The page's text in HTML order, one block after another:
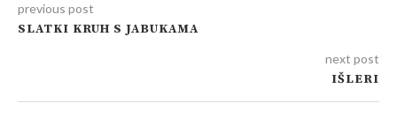
previous post
SLATKI KRUH S JABUKAMA
next post
IŠLERI